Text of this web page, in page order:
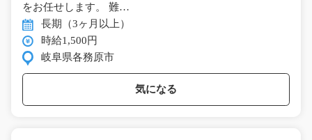
をお任せします。 難…
長期（3ヶ月以上）
時給1,500円
岐阜県各務原市
気になる